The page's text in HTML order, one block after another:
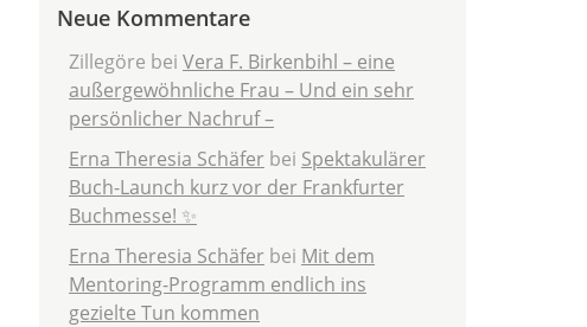
Neue Kommentare
Zillegöre bei Vera F. Birkenbihl – eine
außergewöhnliche Frau – Und ein sehr
persönlicher Nachruf –
Erna Theresia Schäfer bei Spektakulärer
Buch-Launch kurz vor der Frankfurter
Buchmesse! ✨
Erna Theresia Schäfer bei Mit dem
Mentoring-Programm endlich ins
gezielte Tun kommen